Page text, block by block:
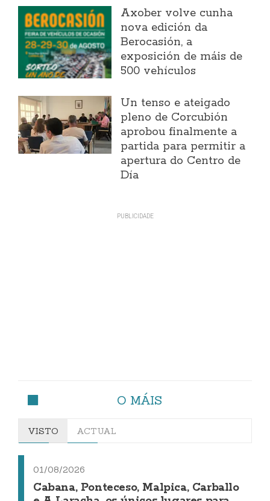
Axober volve cunha
nova edición da
Berocasión, a
exposición de máis de
500 vehículos
Un tenso e ateigado
pleno de Corcubión
aprobou finalmente a
partida para permitir a
apertura do Centro de
Día
O MÁIS
VISTO ACTUAL
01/08/2026
Cabana, Ponteceso, Malpica, Carballo